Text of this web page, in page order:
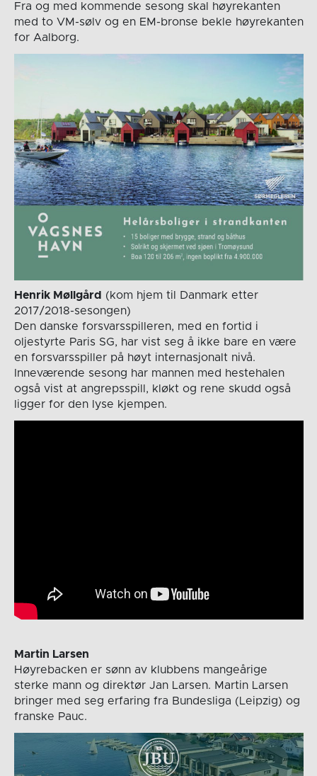
Fra og med kommende sesong skal høyrekanten
med to VM-sølv og en EM-bronse bekle høyrekanten
for Aalborg.
Henrik Møllgård (kom hjem til Danmark etter
2017/2018-sesongen)
Den danske forsvarsspilleren, med en fortid i
oljestyrte Paris SG, har vist seg å ikke bare en være
en forsvarsspiller på høyt internasjonalt nivå.
Inneværende sesong har mannen med hestehalen
også vist at angrepsspill, kløkt og rene skudd også
ligger for den lyse kjempen.
Martin Larsen
Høyrebacken er sønn av klubbens mangeårige
sterke mann og direktør Jan Larsen. Martin Larsen
bringer med seg erfaring fra Bundesliga (Leipzig) og
franske Pauc.